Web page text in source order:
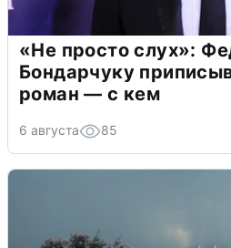
«Не просто слух»:
Бондарчуку
роман — с кем
6 августа 85